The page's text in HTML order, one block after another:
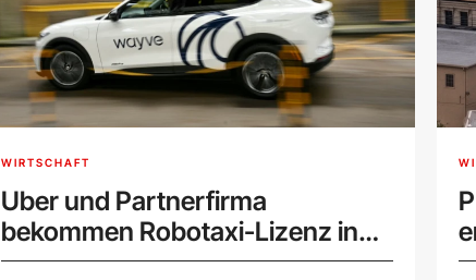
WIRTSCHAFT
Uber und Partnerfirma
bekommen Robotaxi-Lizenz in
London